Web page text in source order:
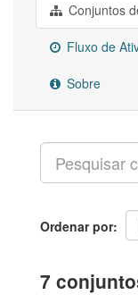
Conjuntos
Fluxo de
Sobre
Ordenar por
7